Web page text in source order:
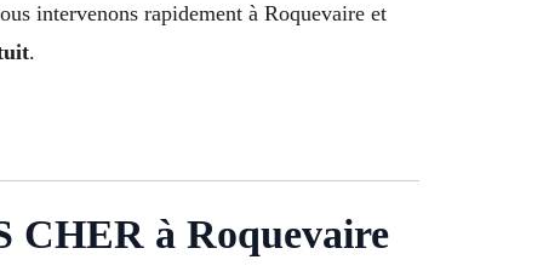
intervenons rapidement à Roquevaire et
.
à Roquevaire